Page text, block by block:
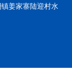
姜家寨陆迎村水